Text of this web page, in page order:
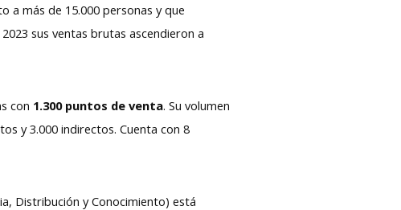
a más de 15.000 personas y que
sus ventas brutas ascendieron a
con 1.300 puntos de venta. Su volumen
y 3.000 indirectos. Cuenta con 8
Distribución y Conocimiento) está